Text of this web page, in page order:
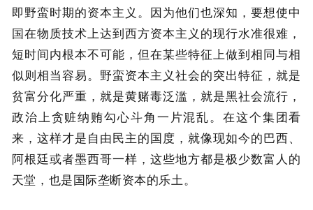
即野蛮时期的资本主义。因为他们也深知，要想使中
国在物质技术上达到西方资本主义的现行水准很难，
短时间内根本不可能，但在某些特征上做到相同与相
似则相当容易。野蛮资本主义社会的突出特征，就是
贫富分化严重，就是黄赌毒泛滥，就是黑社会流行，
政治上贪赃纳贿勾心斗角一片混乱。在这个集团看
来，这样才是自由民主的国度，就像现如今的巴西、
阿根廷或者墨西哥一样，这些地方都是极少数富人的
天堂，也是国际垄断资本的乐土。